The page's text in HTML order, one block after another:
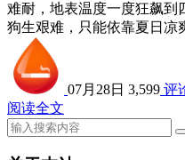
难耐，地表温度一度狂飙到
狗生艰难，只能依靠夏日凉
07月28日 3,599 评
阅读全文